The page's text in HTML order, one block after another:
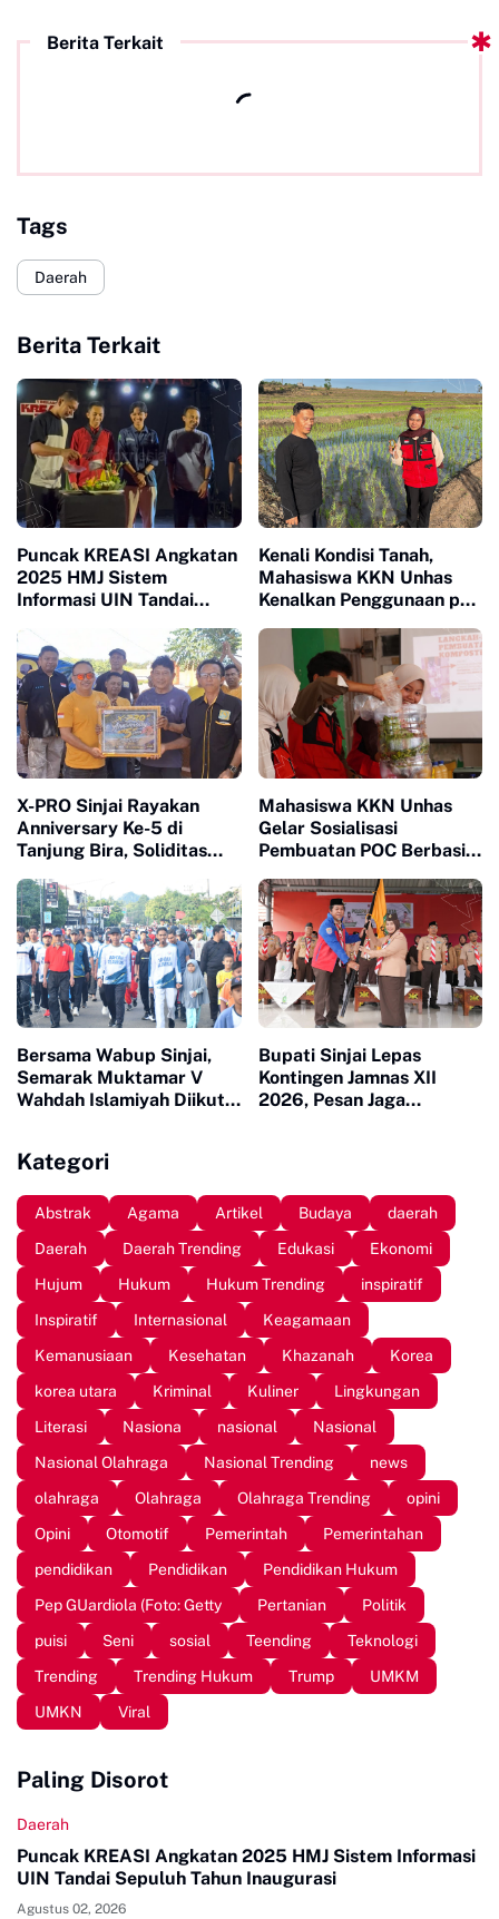
Berita Terkait
Tags
Daerah
Berita Terkait
Puncak KREASI Angkatan
2025 HMJ Sistem
Informasi UIN Tandai
Kenali Kondisi Tanah,
Mahasiswa KKN Unhas
Kenalkan Penggunaan pH
Petani di Desa Lonrong
X-PRO Sinjai Rayakan
Anniversary Ke-5 di
Tanjung Bira, Soliditas
Terbendung
Mahasiswa KKN Unhas
Gelar Sosialisasi
Pembuatan POC Berbasis
Tangga di Bantaeng
Bersama Wabup Sinjai,
Semarak Muktamar V
Wahdah Islamiyah Diikuti
Bupati Sinjai Lepas
Kontingen Jamnas XII
2026, Pesan Jaga
Kategori
Abstrak Agama Artikel Budaya
daerah
Daerah
Daerah Trending Edukasi
Ekonomi
Hujum
Hukum Hukum Trending
inspiratif
Inspiratif
Internasional
Keagamaan
Kemanusiaan
Kesehatan Khazanah
Korea
korea utara
Kriminal Kuliner
Lingkungan
Literasi
Nasiona nasional
Nasional
Nasional Olahraga
Nasional Trending
news
olahraga
Olahraga Olahraga Trending
opini
Opini
Otomotif Pemerintah
Pemerintahan
pendidikan
Pendidikan
Pendidikan Hukum
Pep GUardiola (Foto: Getty
Pertanian
Politik
puisi
Seni sosial Teending
Teknologi
Trending
Trending Hukum Trump
UMKM
UMKN
Viral
Paling Disorot
Daerah
Puncak KREASI Angkatan 2025 HMJ Sistem Informasi
UIN Tandai Sepuluh Tahun Inaugurasi
Agustus 02, 2026